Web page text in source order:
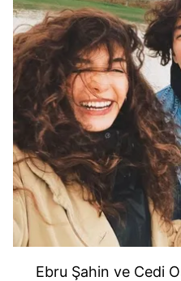
Ebru Şahin ve Cedi